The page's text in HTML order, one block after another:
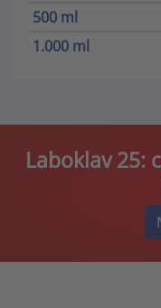
500 ml
1.000 ml
Laboklav 25: